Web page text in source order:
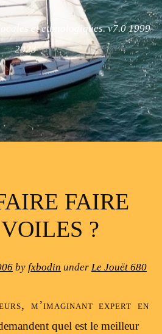
et ethnologiques. v7.0 1999-
2023
FAIRE
?
by fxbodin under Le Jouët 680
m’imaginant expert en
quel est le meilleur